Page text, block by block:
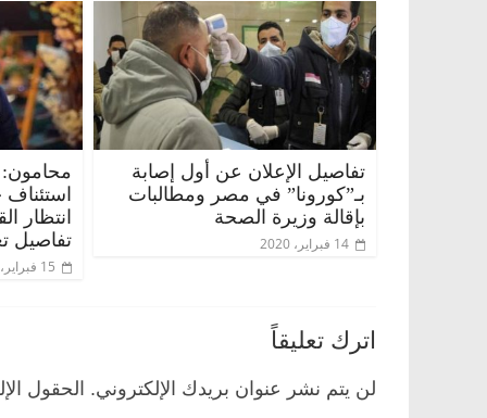
تفاصيل الإعلان عن أول إصابة
بـ”كورونا” في مصر ومطالبات
بإقالة وزيرة الصحة
14 فبراير، 2020
انتظار
تفاصيل
15 فبراير، 2020
اترك تعليقاً
لن يتم نشر عنوان بريدك الإلكتروني. الحقول